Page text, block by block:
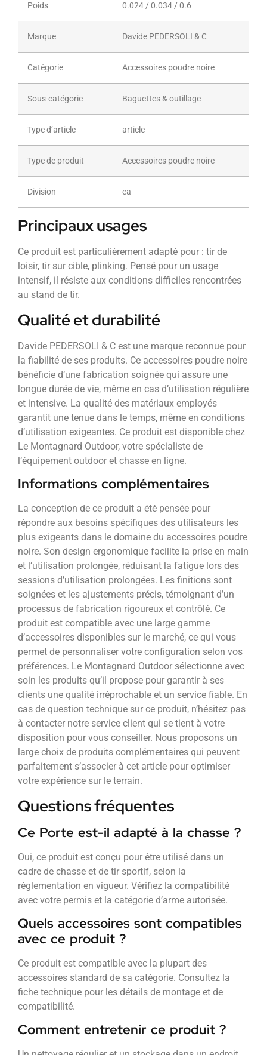
Poids 0.024 / 0.034 / 0.6
Marque Davide PEDERSOLI & C
Catégorie Accessoires poudre noire
Sous-catégorie Baguettes & outillage
Type d’article article
Type de produit Accessoires poudre noire
Division ea
Principaux usages
Ce produit est particulièrement adapté pour : tir de
loisir, tir sur cible, plinking. Pensé pour un usage
intensif, il résiste aux conditions difficiles rencontrées
au stand de tir.
Qualité et durabilité
Davide PEDERSOLI & C est une marque reconnue pour
la fiabilité de ses produits. Ce accessoires poudre noire
bénéficie d’une fabrication soignée qui assure une
longue durée de vie, même en cas d’utilisation régulière
et intensive. La qualité des matériaux employés
garantit une tenue dans le temps, même en conditions
d’utilisation exigeantes. Ce produit est disponible chez
Le Montagnard Outdoor, votre spécialiste de
l’équipement outdoor et chasse en ligne.
Informations complémentaires
La conception de ce produit a été pensée pour
répondre aux besoins spécifiques des utilisateurs les
plus exigeants dans le domaine du accessoires poudre
noire. Son design ergonomique facilite la prise en main
et l’utilisation prolongée, réduisant la fatigue lors des
sessions d’utilisation prolongées. Les finitions sont
soignées et les ajustements précis, témoignant d’un
processus de fabrication rigoureux et contrôlé. Ce
produit est compatible avec une large gamme
d’accessoires disponibles sur le marché, ce qui vous
permet de personnaliser votre configuration selon vos
préférences. Le Montagnard Outdoor sélectionne avec
soin les produits qu’il propose pour garantir à ses
clients une qualité irréprochable et un service fiable. En
cas de question technique sur ce produit, n’hésitez pas
à contacter notre service client qui se tient à votre
disposition pour vous conseiller. Nous proposons un
large choix de produits complémentaires qui peuvent
parfaitement s’associer à cet article pour optimiser
votre expérience sur le terrain.
Questions fréquentes
Ce Porte est-il adapté à la chasse ?
Oui, ce produit est conçu pour être utilisé dans un
cadre de chasse et de tir sportif, selon la
réglementation en vigueur. Vérifiez la compatibilité
avec votre permis et la catégorie d’arme autorisée.
Quels accessoires sont compatibles
avec ce produit ?
Ce produit est compatible avec la plupart des
accessoires standard de sa catégorie. Consultez la
fiche technique pour les détails de montage et de
compatibilité.
Comment entretenir ce produit ?